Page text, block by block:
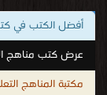
أفضل الكتب في
عرض كتب مناهج
مكتبة المناهج